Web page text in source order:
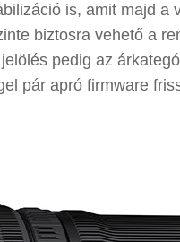
is, amit majd
biztosra vehető a
jelölés pedig az
pár apró firmware